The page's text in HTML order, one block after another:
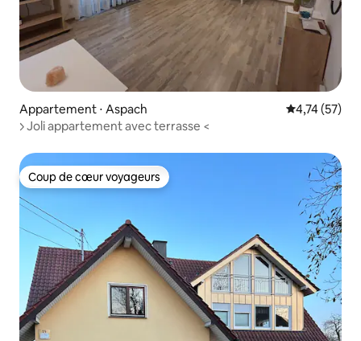
Appartement ⋅ Aspach Évaluation
4,74 (57)
>> Joli appartement avec terrasse <
Coup de cœur voyageurs
Coup de cœur voyageurs